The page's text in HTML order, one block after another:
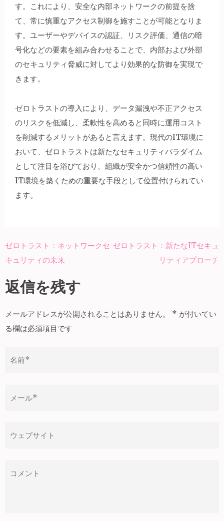
す。これにより、安全な内部ネットワークの前提を捨
て、常に慎重なアクセス制御を施すことが可能となりま
す。ユーザーやデバイスの認証、リスク評価、通信の暗
号化などの要素を組み合わせることで、内部および外部
のセキュリティ脅威に対してより効果的な防御を実現で
きます。
ゼロトラストの導入により、データ漏洩や不正アクセス
のリスクを低減し、柔軟性を高めると同時に運用コスト
を削減するメリットがあると言えます。現代のIT環境に
おいて、ゼロトラストは新たなセキュリティパラダイム
として注目を浴びており、組織が安全かつ信頼性の高い
IT環境を築くための重要な手段として位置付けられてい
ます。
投
ナ
ビ
ゲ
ー
ョ
ゼロトラスト：ネットワークセ
キュリティの未来
ゼロトラスト：新たなITセキュ
リティアプローチ
返信を残す
メールアドレスが公開されることはありません。 * が付いてい
る欄は必須項目です